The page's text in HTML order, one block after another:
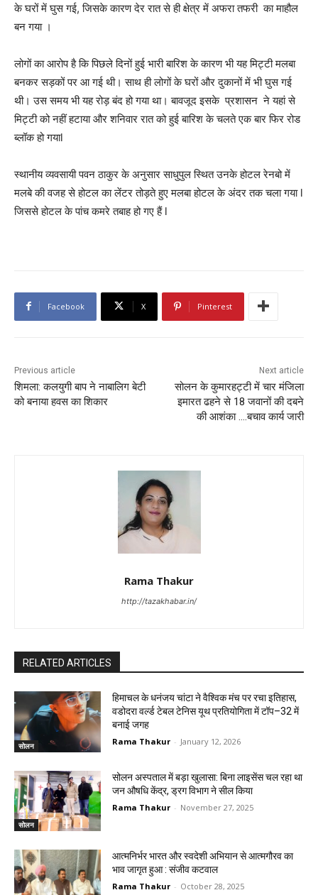
के घरों में घुस गई, जिसके कारण देर रात से ही क्षेत्र में अफरा तफरी का माहौल
बन गया ।
लोगों का आरोप है कि पिछले दिनों हुई भारी बारिश के कारण भी यह मिट्टी मलबा
बनकर सड़कों पर आ गई थी। साथ ही लोगों के घरों और दुकानों में भी घुस गई
थी। उस समय भी यह रोड़ बंद हो गया था। बावजूद इसके प्रशासन ने यहां से
मिट्टी को नहीं हटाया और शनिवार रात को हुई बारिश के चलते एक बार फिर रोड
ब्लॉक हो गयाl
स्थानीय व्यवसायी पवन ठाकुर के अनुसार साधुपुल स्थित उनके होटल रेनबो में
मलबे की वजह से होटल का लेंटर तोड़ते हुए मलबा होटल के अंदर तक चला गया l
जिससे होटल के पांच कमरे तबाह हो गए हैं l
Facebook X Pinterest
Previous article
शिमला: कलयुगी बाप ने नाबालिग बेटी
को बनाया हवस का शिकार
Next article
सोलन के कुमारहट्टी में चार मंजिला
इमारत ढहने से 18 जवानों की दबने
की आशंका ….बचाव कार्य जारी
Rama Thakur
http://tazakhabar.in/
RELATED ARTICLES
सोलन
हिमाचल के धनंजय चांटा ने वैश्विक मंच पर रचा इतिहास,
वडोदरा वर्ल्ड टेबल टेनिस यूथ प्रतियोगिता में टॉप–32 में
बनाई जगह
Rama Thakur - January 12, 2026
सोलन
सोलन अस्पताल में बड़ा खुलासा: बिना लाइसेंस चल रहा था
जन औषधि केंद्र, ड्रग विभाग ने सील किया
Rama Thakur - November 27, 2025
आत्मनिर्भर भारत और स्वदेशी अभियान से आत्मगौरव का
भाव जागृत हुआ : संजीव कटवाल
Rama Thakur - October 28, 2025